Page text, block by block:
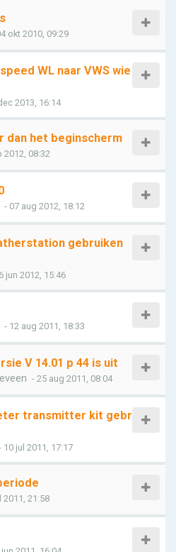
okt 2010, 09:29
WL naar VWS wie
2013, 16:14
dan het beginscherm
2012, 08:32
- 07 aug 2012, 18:12
gebruiken
jun 2012, 15:46
- 12 aug 2011, 18:33
V 14.01 p 44 is uit
- 25 aug 2011, 08:04
transmitter kit gebr
10 jul 2011, 17:17
2011, 21:58